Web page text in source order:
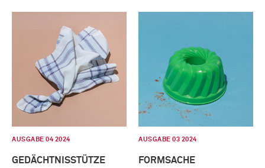
AUSGABE 04 2024
GEDÄCHTNISSTÜTZE
AUSGABE 03 2024
FORMSACHE